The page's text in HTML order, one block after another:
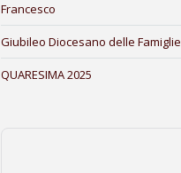
Francesco
Giubileo Diocesano delle Famiglie
QUARESIMA 2025